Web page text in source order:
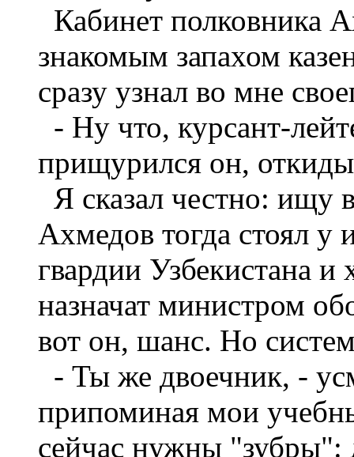
Кабинет полковника
знакомым запахом
сразу узнал во мне
- Ну что, курсант-
прищурился он,
Я сказал честно: ищу
Ахмедов тогда стоял у
гвардии Узбекистана и
назначат министром
вот он, шанс. Но
- Ты же двоечник, -
припоминая мои
сейчас нужны "зубры":